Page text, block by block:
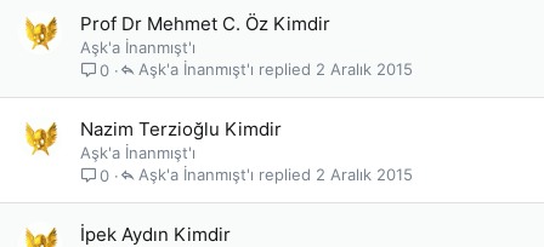
Prof Dr Mehmet C. Öz Kimdir
Aşk'a İnanmışt'ı
0
2 Aralık 2015
Aşk'a İnanmışt'ı
Nazim Terzioğlu Kimdir
Aşk'a İnanmışt'ı
0
2 Aralık 2015
Aşk'a İnanmışt'ı
İpek Aydın Kimdir